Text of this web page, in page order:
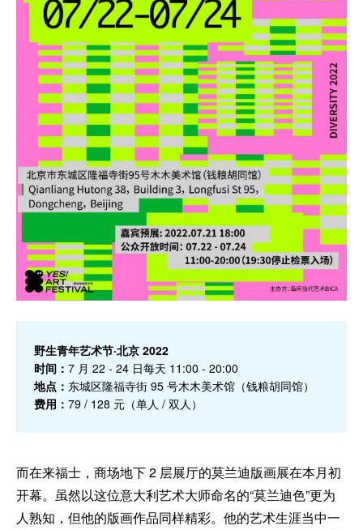
野生青年艺术节·北京 2022
时间： 7 月 22 - 24 日每天 11:00 - 20:00
地点： 东城区隆福寺街 95 号木木美术馆（钱粮胡同馆）
费用： 79 / 128 元（单人 / 双人）
而在来福士，商场地下 2 层展厅的莫兰迪版画展在本月初
开幕。虽然以这位意大利艺术大师命名的“莫兰迪色”更为
人熟知，但他的版画作品同样精彩。他的艺术生涯当中一